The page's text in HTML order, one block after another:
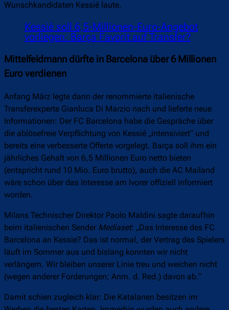
Wunschkandidaten Kessié laute.
Kessié soll 6,5-Millionen-Euro-Angebot
vorliegen: Barça Favorit auf Transfer?
Mittelfeldmann dürfte in Barcelona über 6 Millionen
Euro verdienen
Anfang März legte dann der renommierte italienische
Transferexperte Gianluca Di Marzio nach und lieferte neue
Informationen: Der FC Barcelona habe die Gespräche über
die ablösefreie Verpflichtung von Kessié „intensiviert“ und
bereits eine verbesserte Offerte vorgelegt. Barça soll ihm ein
jährliches Gehalt von 6,5 Millionen Euro netto bieten
(entspricht rund 10 Mio. Euro brutto), auch die AC Mailand
wäre schon über das Interesse am Ivorer offiziell informiert
worden.
Milans Technischer Direktor Paolo Maldini sagte daraufhin
beim italienischen Sender Mediaset: „Das Interesse des FC
Barcelona an Kessie? Das ist normal, der Vertrag des Spielers
läuft im Sommer aus und bislang konnten wir nicht
verlängern. Wir bleiben unserer Linie treu und weichen nicht
(wegen anderer Forderungen; Anm. d. Red.) davon ab.“
Damit schien zugleich klar: Die Katalanen besitzen im